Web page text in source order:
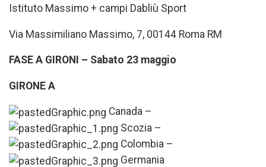
Istituto Massimo + campi Dabliù Sport
Via Massimiliano Massimo, 7, 00144 Roma RM
FASE A GIRONI – Sabato 23 maggio
GIRONE A
Canada –
Scozia –
Colombia –
Germania